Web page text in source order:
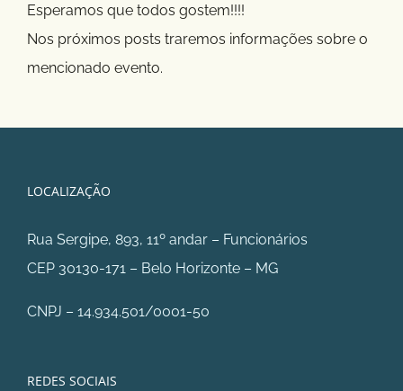
Esperamos que todos gostem!!!!
Nos próximos posts traremos informações sobre o
mencionado evento.
LOCALIZAÇÃO
Rua Sergipe, 893, 11º andar – Funcionários
CEP 30130-171 – Belo Horizonte – MG
CNPJ – 14.934.501/0001-50
REDES SOCIAIS